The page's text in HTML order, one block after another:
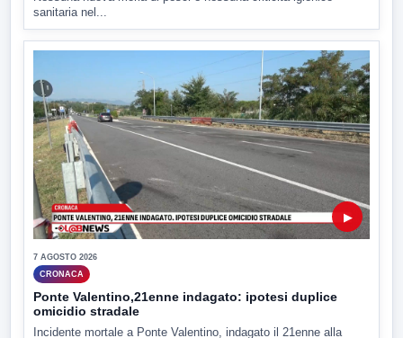
sanitaria nel...
▶
7 AGOSTO 2026
CRONACA
Ponte Valentino,21enne indagato: ipotesi duplice
omicidio stradale
Incidente mortale a Ponte Valentino, indagato il 21enne alla